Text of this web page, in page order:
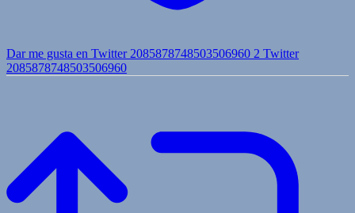
Dar me gusta en Twitter 2085878748503506960 2 Twitter
2085878748503506960